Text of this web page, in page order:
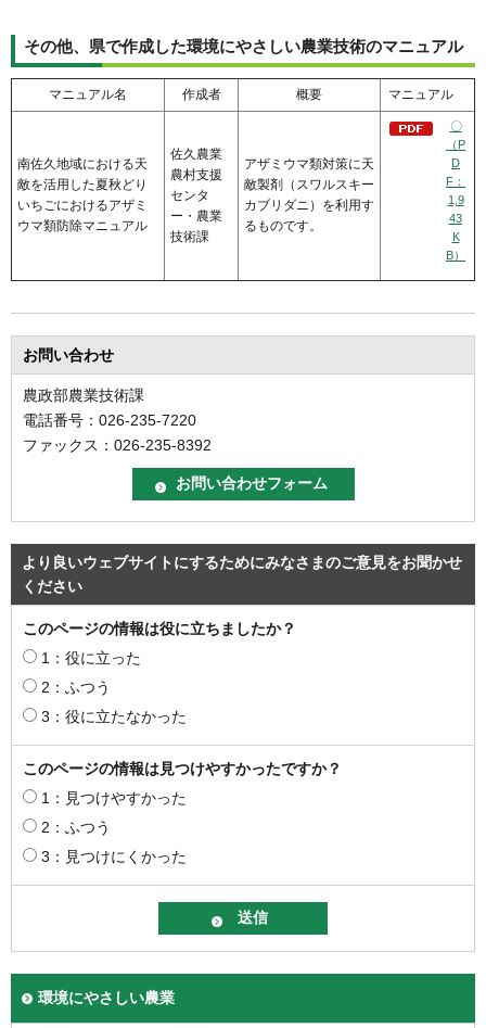
その他、県で作成した環境にやさしい農業技術のマニュアル
マニュアル名 作成者 概要 マニュアル
南佐久地域における天
敵を活用した夏秋どり
いちごにおけるアザミ
ウマ類防除マニュアル
佐久農業
農村支援
センタ
ー・農業
技術課
アザミウマ類対策に天
敵製剤（スワルスキー
カブリダニ）を利用す
るものです。
〇
（P
D
F：
1,9
43
K
B）
お問い合わせ
農政部農業技術課
電話番号：026-235-7220
ファックス：026-235-8392
より良いウェブサイトにするためにみなさまのご意見をお聞かせ
ください
このページの情報は役に立ちましたか？
1：役に立った
2：ふつう
3：役に立たなかった
このページの情報は見つけやすかったですか？
1：見つけやすかった
2：ふつう
3：見つけにくかった
環境にやさしい農業